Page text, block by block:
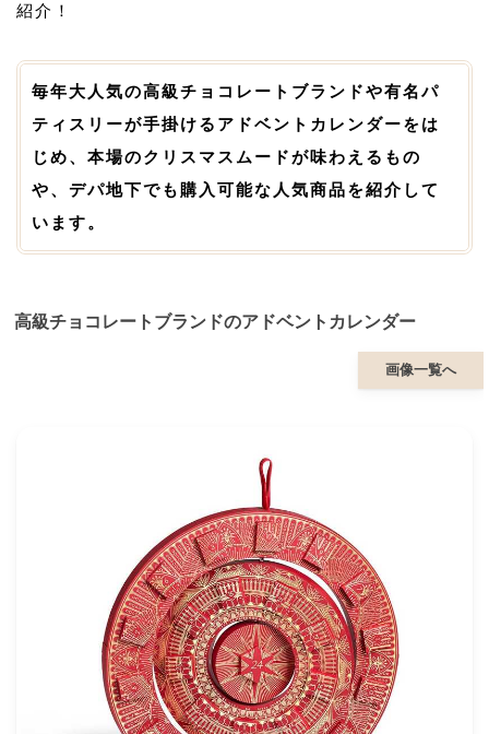
紹介！
毎年大人気の高級チョコレートブランドや有名パ
ティスリーが手掛けるアドベントカレンダーをは
じめ、本場のクリスマスムードが味わえるもの
や、デパ地下でも購入可能な人気商品を紹介して
います。
高級チョコレートブランドのアドベントカレンダー
画像一覧へ